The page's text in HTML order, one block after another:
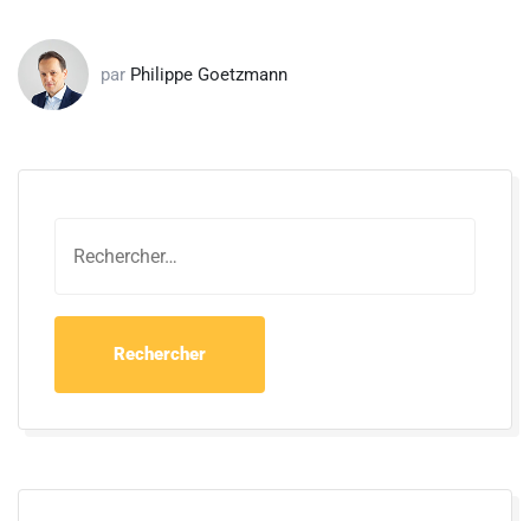
par Philippe Goetzmann